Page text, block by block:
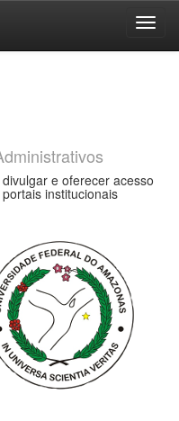
e oferecer acesso
institucionais